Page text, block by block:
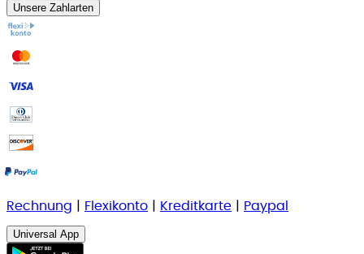
Unsere Zahlarten
Rechnung Flexikonto Kreditkarte Paypal
Universal App